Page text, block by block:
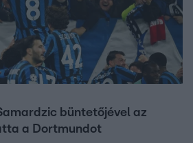
büntetőjével az
a Dortmundot